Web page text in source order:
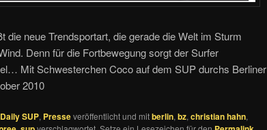
die neue Trendsportart, die gerade die Welt im Sturm
Denn für die Fortbewegung sorgt der Surfer
Mit Schwesterchen Coco auf dem SUP durchs Berliner
2010
Daily SUP, Presseveröffentlicht und mitberlin, bz, christian hahn,